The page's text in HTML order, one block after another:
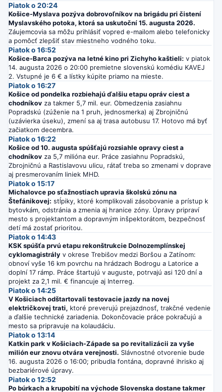
Piatok o 20:24
Košice-Myslava pozýva dobrovoľníkov na brigádu pri čistení
Myslavského potoka, ktorá sa uskutoční 15. augusta 2026.
Záujemcovia sa môžu prihlásiť vopred e-mailom alebo telefonicky
a pomôcť zlepšiť stav miestneho vodného toku.
Piatok o 16:52
Košice-Barca pozýva na letné kino pri Zichyho kaštieli: v piatok
14. augusta 2026 o 20:00 premietne slovenskú komédiu KAVEJ
2. Vstupné je 6 € a lístky kúpite priamo na mieste.
Piatok o 16:27
Košice od pondelka rozbiehajú ďalšiu etapu opráv ciest a
chodníkov za takmer 5,7 mil. eur. Obmedzenia zasiahnu
Popradskú (zúženie na 1 pruh, jednosmerka) aj Zbrojničnú
(uzávierka úseku), zmení sa aj trasa autobusu 17. Hotovo má byť
začiatkom decembra.
Piatok o 16:22
Košice od 10. augusta spúšťajú rozsiahle opravy ciest a
chodníkov za 5,7 milióna eur. Práce zasiahnu Popradskú,
Zbrojničnú a Rastislavovu ulicu, rátať treba so zmenami v doprave
aj presmerovaním liniek MHD.
Piatok o 15:17
Michalovce po sťažnostiach upravia školskú zónu na
Štefánikovej: stĺpiky, ktoré komplikovali zásobovanie a prístup k
bytovkám, odstránia a zmenia aj hranice zóny. Úpravy pripraví
mesto s projektantom a dopravným inšpektorátom, bezpečnosť
detí má zostať prioritou.
Piatok o 14:43
KSK spúšťa prvú etapu rekonštrukcie Dolnozemplínskej
cyklomagistrály v okrese Trebišov medzi Boršou a Zatínom:
obnoví vyše 16 km povrchu na hrádzach Bodrogu a Latorice a
doplní 17 rámp. Práce štartujú v auguste, potrvajú asi 120 dní a
projekt za 2,1 mil. € financuje aj Interreg.
Piatok o 14:25
V Košiciach odštartovali testovacie jazdy na novej
električkovej trati, ktoré preverujú prejazdnosť, trakčné vedenie
a ďalšie technické zariadenia. Dokončovacie práce pokračujú a
mesto sa pripravuje na kolaudáciu.
Piatok o 13:14
Katkin park v Košiciach-Západe sa po revitalizácii za vyše
milión eur znovu otvára verejnosti. Slávnostné otvorenie bude
16. augusta 2026 o 16:00; pribudla fontána, dopravné ihrisko aj
bezbariérové úpravy.
Piatok o 12:52
Po búrkach a krupobití na východe Slovenska dostane takmer